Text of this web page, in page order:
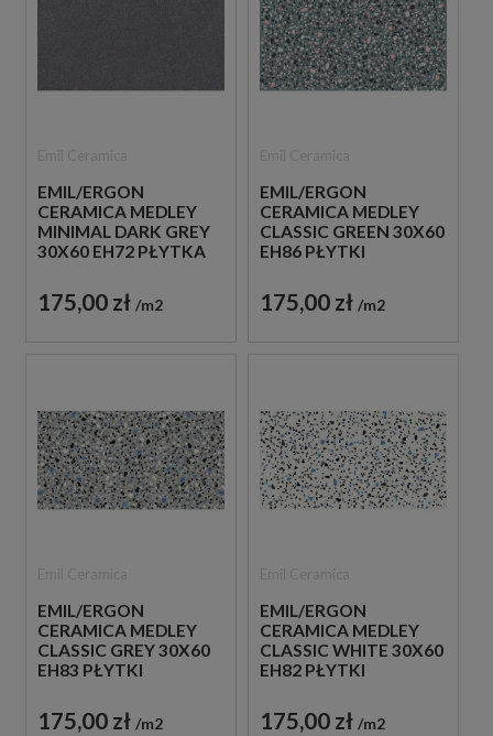
EMIL/ERGON
CERAMICA MEDLEY
MINIMAL DARK GREY
30X60 EH72 PŁYTKA
175,00 zł m2
EMIL/ERGON
CERAMICA MEDLEY
CLASSIC GREEN 30X60
EH86 PŁYTKI
175,00 zł m2
EMIL/ERGON
CERAMICA MEDLEY
CLASSIC GREY 30X60
EH83 PŁYTKI
175,00 zł m2
EMIL/ERGON
CERAMICA MEDLEY
CLASSIC WHITE 30X60
EH82 PŁYTKI
175,00 zł m2